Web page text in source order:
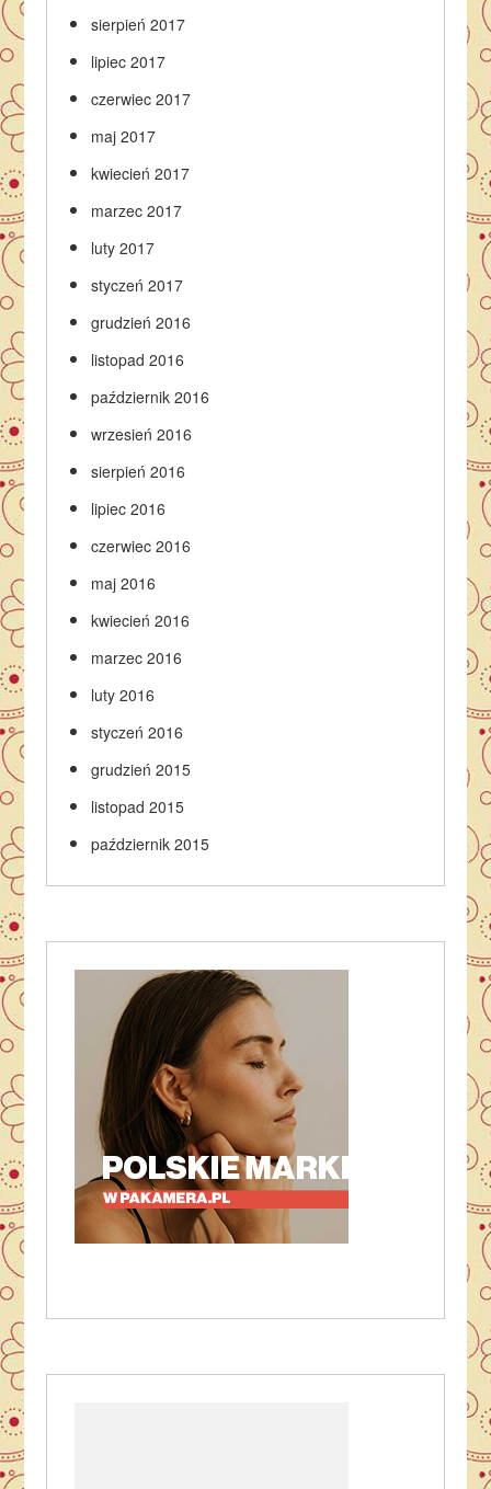
sierpień 2017
lipiec 2017
czerwiec 2017
maj 2017
kwiecień 2017
marzec 2017
luty 2017
styczeń 2017
grudzień 2016
listopad 2016
październik 2016
wrzesień 2016
sierpień 2016
lipiec 2016
czerwiec 2016
maj 2016
kwiecień 2016
marzec 2016
luty 2016
styczeń 2016
grudzień 2015
listopad 2015
październik 2015